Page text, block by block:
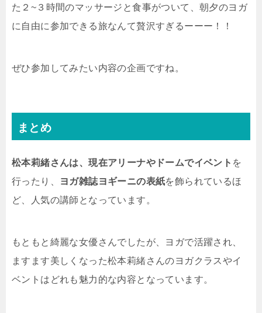
た２~３時間のマッサージと食事がついて、朝夕のヨガ
に自由に参加できる旅なんて贅沢すぎるーーー！！
ぜひ参加してみたい内容の企画ですね。
まとめ
松本莉緒さんは、現在アリーナやドームでイベント を
行ったり、
ヨガ雑誌ヨギーニの表紙を飾られているほ
ど、人気の講師となっています。
もともと綺麗な女優さんでしたが、ヨガで活躍され、
ますます美しくなった松本莉緒さんのヨガクラスやイ
ベントはどれも魅力的な内容となっています。